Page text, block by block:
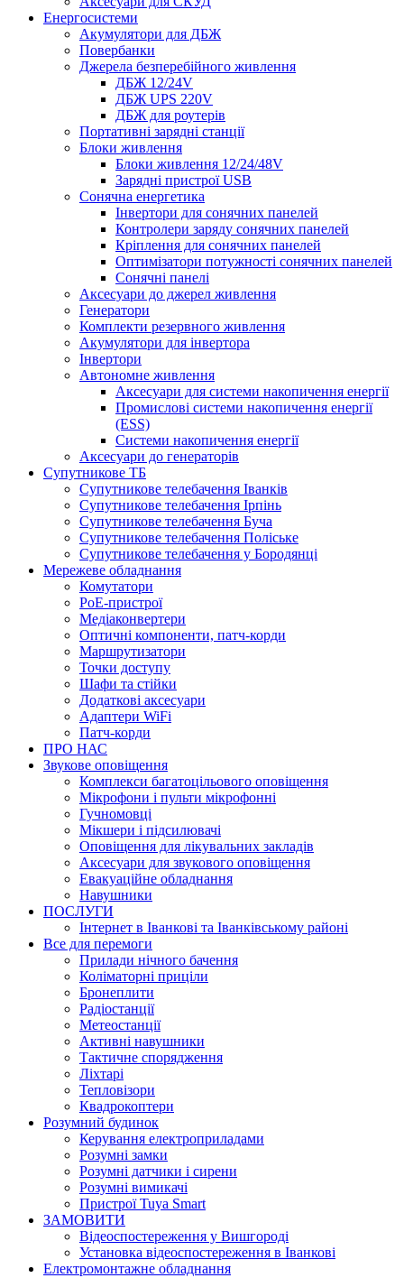
Енергосистеми
Акумулятори для ДБЖ
Повербанки
Джерела безперебійного живлення
ДБЖ 12/24V
ДБЖ UPS 220V
ДБЖ для роутерів
Портативні зарядні станції
Блоки живлення
Блоки живлення 12/24/48V
Зарядні пристрої USB
Сонячна енергетика
Інвертори для сонячних панелей
Контролери заряду сонячних панелей
Кріплення для сонячних панелей
Оптимізатори потужності сонячних панелей
Сонячні панелі
Аксесуари до джерел живлення
Генератори
Комплекти резервного живлення
Акумулятори для інвертора
Інвертори
Автономне живлення
Аксесуари для системи накопичення енергії
Промислові системи накопичення енергії
(ESS)
Системи накопичення енергії
Аксесуари до генераторів
Супутникове ТБ
Супутникове телебачення Іванків
Супутникове телебачення Ірпінь
Супутникове телебачення Буча
Супутникове телебачення Поліське
Супутникове телебачення у Бородянці
Мережеве обладнання
Комутатори
PoE-пристрої
Медіаконвертери
Оптичні компоненти, патч-корди
Маршрутизатори
Точки доступу
Шафи та стійки
Додаткові аксесуари
Адаптери WiFi
Патч-корди
ПРО НАС
Звукове оповіщення
Комплекси багатоцільового оповіщення
Мікрофони і пульти мікрофонні
Гучномовці
Мікшери і підсилювачі
Оповіщення для лікувальних закладів
Аксесуари для звукового оповіщення
Евакуаційне обладнання
Навушники
ПОСЛУГИ
Інтернет в Іванкові та Іванківському районі
Все для перемоги
Прилади нічного бачення
Коліматорні приціли
Бронеплити
Радіостанції
Метеостанції
Активні навушники
Тактичне спорядження
Ліхтарі
Тепловізори
Квадрокоптери
Розумний будинок
Керування електроприладами
Розумні замки
Розумні датчики і сирени
Розумні вимикачі
Пристрої Tuya Smart
ЗАМОВИТИ
Відеоспостереження у Вишгороді
Установка відеоспостереження в Іванкові
Електромонтажне обладнання